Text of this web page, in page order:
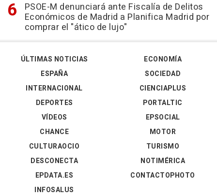
PSOE-M denunciará ante Fiscalía de Delitos
Económicos de Madrid a Planifica Madrid por
comprar el "ático de lujo"
ÚLTIMAS NOTICIAS
ESPAÑA
INTERNACIONAL
DEPORTES
VÍDEOS
ECONOMÍA
SOCIEDAD
CIENCIAPLUS
PORTALTIC
EPSOCIAL
CHANCE
CULTURAOCIO
DESCONECTA
EPDATA.ES
INFOSALUS
MOTOR
TURISMO
NOTIMÉRICA
CONTACTOPHOTO